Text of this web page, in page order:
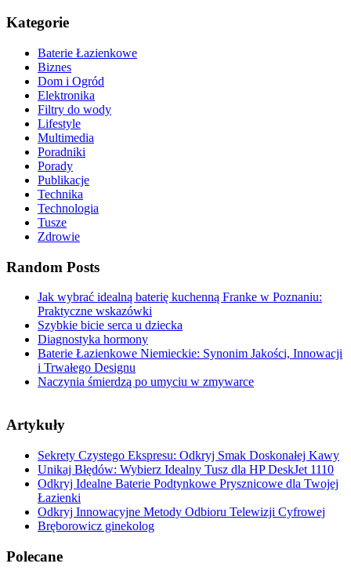
Kategorie
Baterie Łazienkowe
Biznes
Dom i Ogród
Elektronika
Filtry do wody
Lifestyle
Multimedia
Poradniki
Porady
Publikacje
Technika
Technologia
Tusze
Zdrowie
Random Posts
Jak wybrać idealną baterię kuchenną Franke w Poznaniu:
Praktyczne wskazówki
Szybkie bicie serca u dziecka
Diagnostyka hormony
Baterie Łazienkowe Niemieckie: Synonim Jakości, Innowacji
i Trwałego Designu
Naczynia śmierdzą po umyciu w zmywarce
Artykuły
Sekrety Czystego Ekspresu: Odkryj Smak Doskonałej Kawy
Unikaj Błędów: Wybierz Idealny Tusz dla HP DeskJet 1110
Odkryj Idealne Baterie Podtynkowe Prysznicowe dla Twojej
Łazienki
Odkryj Innowacyjne Metody Odbioru Telewizji Cyfrowej
Bręborowicz ginekolog
Polecane